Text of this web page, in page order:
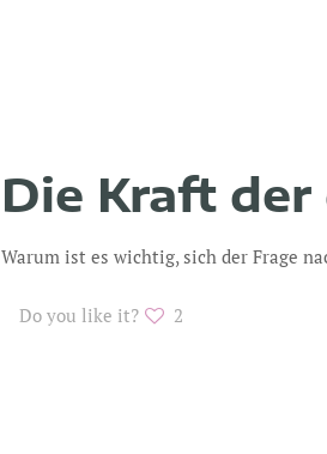
Die Kraft
Warum ist es wichtig, sich der Frage
Do you like it? 2